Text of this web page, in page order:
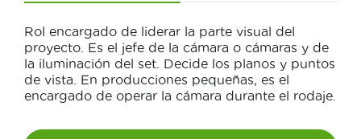
Rol encargado de liderar la parte visual del
proyecto. Es el jefe de la cámara o cámaras y de
la iluminación del set. Decide los planos y puntos
de vista. En producciones pequeñas, es el
encargado de operar la cámara durante el rodaje.